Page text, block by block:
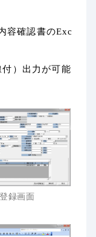
容確認書のExc
）出力が可能
録画面